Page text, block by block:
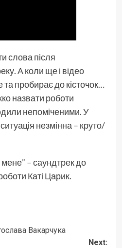
слова після
А коли ще і відео
пробирає до кісточок…
назвати роботи
непоміченими. У
незмінна – круто/
– саундтрек до
Каті Царик.
Вакарчука
Next: